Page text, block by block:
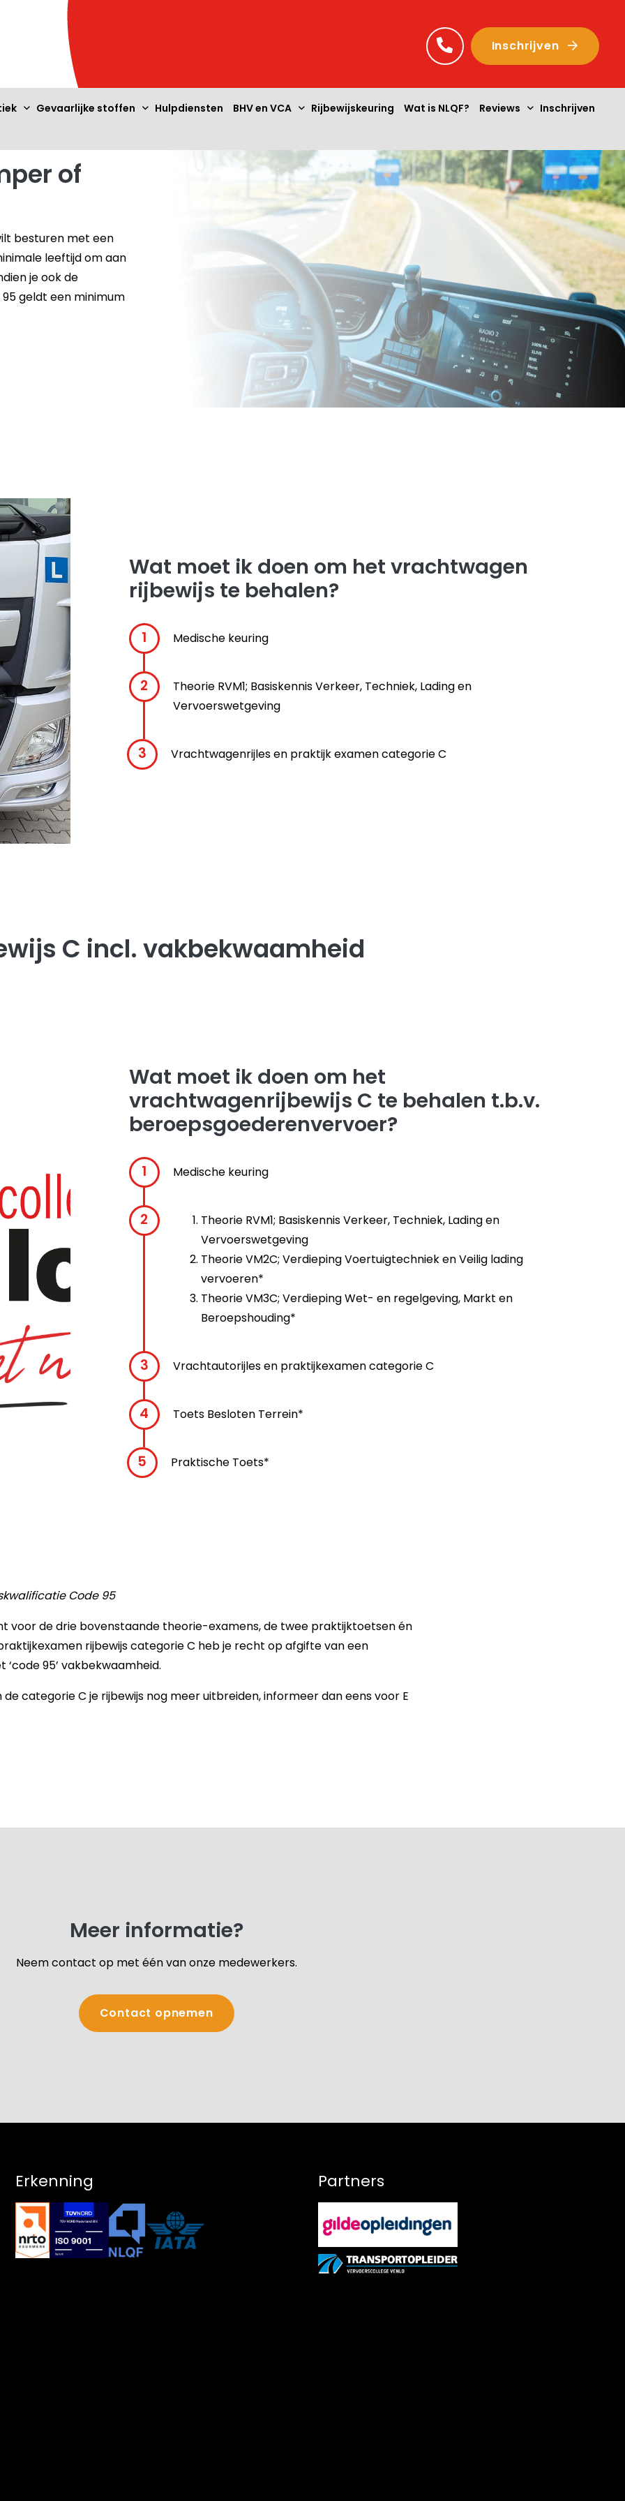
Inschrijven
Gevaarlijke stoffen Hulpdiensten BHV en VCA Rijbewijskeuring Wat is NLQF? Reviews Inschrijven
of
besturen met een
leeftijd om aan
je ook de
geldt een minimum
Wat moet ik doen om het vrachtwagen
rijbewijs te behalen?
Medische keuring
Theorie RVM1; Basiskennis Verkeer, Techniek, Lading en
Vervoerswetgeving
Vrachtwagenrijles en praktijk examen categorie C
C incl. vakbekwaamheid
Wat moet ik doen om het
vrachtwagenrijbewijs C te behalen t.b.v.
beroepsgoederenvervoer?
Medische keuring
Theorie RVM1; Basiskennis Verkeer, Techniek, Lading en
Vervoerswetgeving
Theorie VM2C; Verdieping Voertuigtechniek en Veilig lading
vervoeren*
Theorie VM3C; Verdieping Wet- en regelgeving, Markt en
Beroepshouding*
Vrachtautorijles en praktijkexamen categorie C
Toets Besloten Terrein*
Praktische Toets*
Code 95
voor de drie bovenstaande theorie-examens, de twee praktijktoetsen én
rijbewijs categorie C heb je recht op afgifte van een
95’ vakbekwaamheid.
categorie C je rijbewijs nog meer uitbreiden, informeer dan eens voor E
Meer informatie?
Neem contact op met één van onze medewerkers.
Contact opnemen
Erkenning Partners